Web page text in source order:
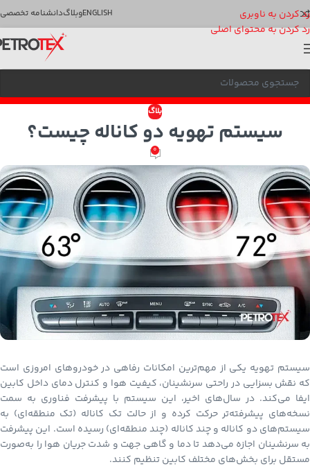
رد کردن به ناوبری
رد کردن به محتوای اصلی
ENGLISHوبلاگدانشنامه تخصصی
بلاگ
سیستم تهویه دو کاناله چیست؟
0
سیستم تهویه یکی از مهم‌ترین امکانات رفاهی در خودروهای امروزی است
که نقش بسزایی در راحتی سرنشینان، کیفیت هوا و کنترل دمای داخل کابین
ایفا می‌کند. در سال‌های اخیر، این سیستم با پیشرفت فناوری به سمت
نسخه‌های پیشرفته‌تر حرکت کرده و از حالت تک کاناله (تک منطقه‌ای) به
سیستم‌های دو کاناله و چند کاناله (چند منطقه‌ای) رسیده است. این پیشرفت
به سرنشینان اجازه می‌دهد تا دما و گاهی جهت و شدت جریان هوا را به‌صورت
مستقل برای بخش‌های مختلف کابین تنظیم کنند.